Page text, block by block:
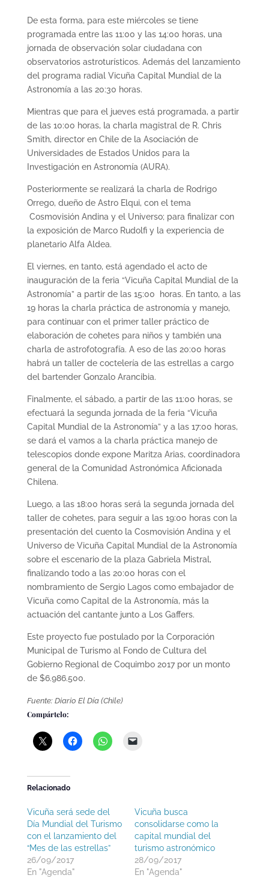
De esta forma, para este miércoles se tiene
programada entre las 11:00 y las 14:00 horas, una
jornada de observación solar ciudadana con
observatorios astroturísticos. Además del lanzamiento
del programa radial Vicuña Capital Mundial de la
Astronomía a las 20:30 horas.
Mientras que para el jueves está programada, a partir
de las 10:00 horas, la charla magistral de R. Chris
Smith, director en Chile de la Asociación de
Universidades de Estados Unidos para la
Investigación en Astronomía (AURA).
Posteriormente se realizará la charla de Rodrigo
Orrego, dueño de Astro Elqui, con el tema
Cosmovisión Andina y el Universo; para finalizar con
la exposición de Marco Rudolfi y la experiencia de
planetario Alfa Aldea.
El viernes, en tanto, está agendado el acto de
inauguración de la feria “Vicuña Capital Mundial de la
Astronomía” a partir de las 15:00 horas. En tanto, a las
19 horas la charla práctica de astronomía y manejo,
para continuar con el primer taller práctico de
elaboración de cohetes para niños y también una
charla de astrofotografía. A eso de las 20:00 horas
habrá un taller de coctelería de las estrellas a cargo
del bartender Gonzalo Arancibia.
Finalmente, el sábado, a partir de las 11:00 horas, se
efectuará la segunda jornada de la feria “Vicuña
Capital Mundial de la Astronomía” y a las 17:00 horas,
se dará el vamos a la charla práctica manejo de
telescopios donde expone Maritza Arias, coordinadora
general de la Comunidad Astronómica Aficionada
Chilena.
Luego, a las 18:00 horas será la segunda jornada del
taller de cohetes, para seguir a las 19:00 horas con la
presentación del cuento la Cosmovisión Andina y el
Universo de Vicuña Capital Mundial de la Astronomía
sobre el escenario de la plaza Gabriela Mistral,
finalizando todo a las 20:00 horas con el
nombramiento de Sergio Lagos como embajador de
Vicuña como Capital de la Astronomía, más la
actuación del cantante junto a Los Gaffers.
Este proyecto fue postulado por la Corporación
Municipal de Turismo al Fondo de Cultura del
Gobierno Regional de Coquimbo 2017 por un monto
de $6.986.500.
Fuente: Diario El Día (Chile)
Compártelo:
Relacionado
Vicuña será sede del
Día Mundial del Turismo
con el lanzamiento del
“Mes de las estrellas”
26/09/2017
En "Agenda"
Vicuña busca
consolidarse como la
capital mundial del
turismo astronómico
28/09/2017
En "Agenda"